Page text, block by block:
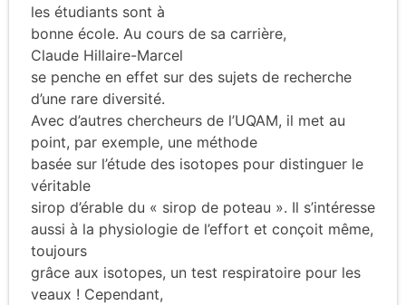
les étudiants sont à
bonne école. Au cours de sa carrière,
Claude Hillaire-Marcel
se penche en effet sur des sujets de recherche
d’une rare diversité.
Avec d’autres chercheurs de l’UQAM, il met au
point, par exemple, une méthode
basée sur l’étude des isotopes pour distinguer le
véritable
sirop d’érable du « sirop de poteau ». Il s’intéresse
aussi à la physiologie de l’effort et conçoit même,
toujours
grâce aux isotopes, un test respiratoire pour les
veaux ! Cependant,